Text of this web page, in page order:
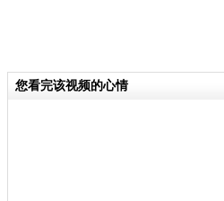
您看完该视频的心情